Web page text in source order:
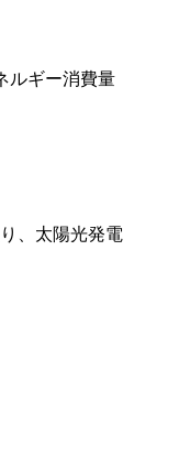
ルギー消費量
、太陽光発電